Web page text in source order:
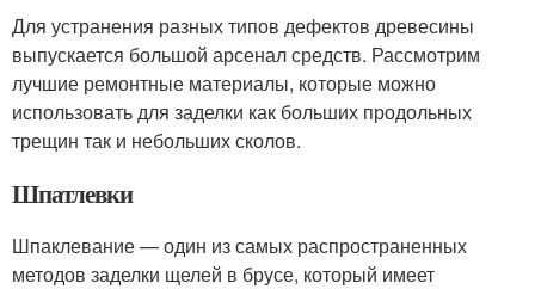
Для устранения разных типов дефектов древесины
выпускается большой арсенал средств. Рассмотрим
лучшие ремонтные материалы, которые можно
использовать для заделки как больших продольных
трещин так и небольших сколов.
Шпатлевки
Шпаклевание — один из самых распространенных
методов заделки щелей в брусе, который имеет